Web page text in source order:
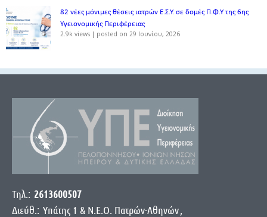
82 νέες μόνιμες θέσεις ιατρών Ε.Σ.Υ. σε δομές Π.Φ.Υ της 6ης
Υγειονομικής Περιφέρειας
2.9k views | posted on 29 Ιουνίου, 2026
Τηλ.: 2613600507
Διεύθ.: Yπάτης 1 & Ν.Ε.Ο. Πατρών-Αθηνών,